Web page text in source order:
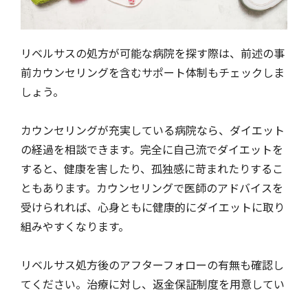
リベルサスの処方が可能な病院を探す際は、前述の事
前カウンセリングを含むサポート体制もチェックしま
しょう。
カウンセリングが充実している病院なら、ダイエット
の経過を相談できます。完全に自己流でダイエットを
すると、健康を害したり、孤独感に苛まれたりするこ
ともあります。カウンセリングで医師のアドバイスを
受けられれば、心身ともに健康的にダイエットに取り
組みやすくなります。
リベルサス処方後のアフターフォローの有無も確認し
てください。治療に対し、返金保証制度を用意してい